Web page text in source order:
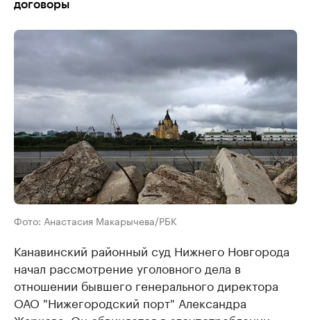
договоры
Фото: Анастасия Макарычева/РБК
Канавинский районный суд Нижнего Новгорода
начал рассмотрение уголовного дела в
отношении бывшего генерального директора
ОАО "Нижегородский порт" Александра